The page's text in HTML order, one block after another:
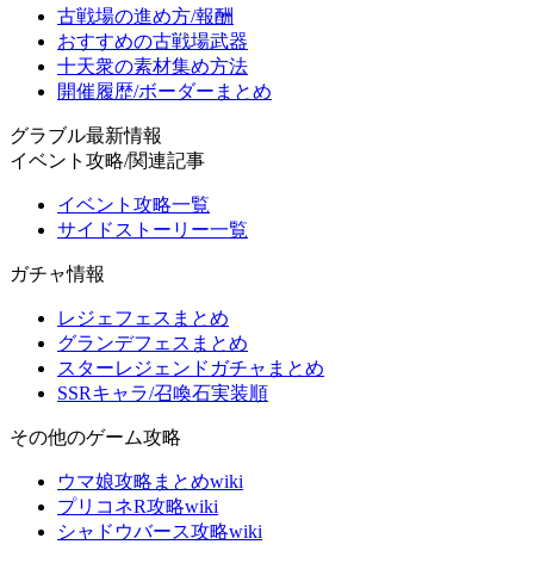
古戦場の進め方/報酬
おすすめの古戦場武器
十天衆の素材集め方法
開催履歴/ボーダーまとめ
グラブル最新情報
イベント攻略/関連記事
イベント攻略一覧
サイドストーリー一覧
ガチャ情報
レジェフェスまとめ
グランデフェスまとめ
スターレジェンドガチャまとめ
SSRキャラ/召喚石実装順
その他のゲーム攻略
ウマ娘攻略まとめwiki
プリコネR攻略wiki
シャドウバース攻略wiki